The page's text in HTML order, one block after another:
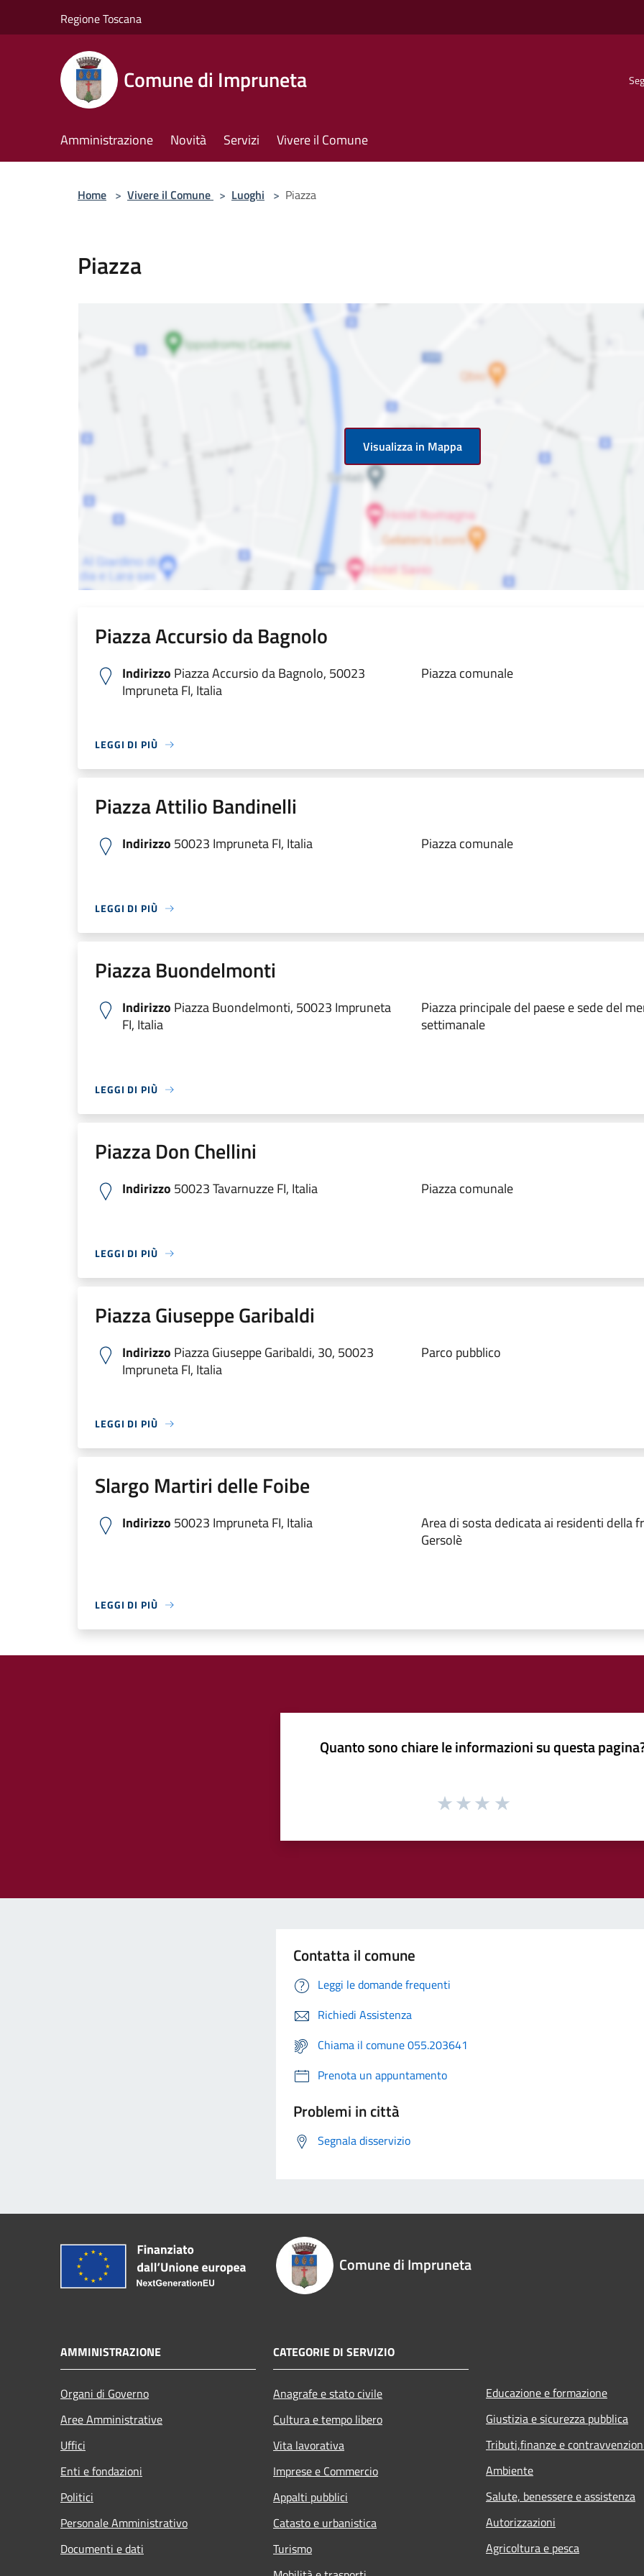
Regione Toscana
Comune di Impruneta
Amministrazione Novità Servizi Vivere il Comune
Home > Vivere il Comune > Luoghi > Piazza
Piazza
Visualizza in Mappa
Piazza Accursio da Bagnolo
Indirizzo Piazza Accursio da Bagnolo, 50023
Impruneta FI, Italia
Piazza comunale
LEGGI DI PIÙ
Piazza Attilio Bandinelli
Indirizzo 50023 Impruneta FI, Italia Piazza comunale
LEGGI DI PIÙ
Piazza Buondelmonti
Indirizzo Piazza Buondelmonti, 50023 Impruneta
FI, Italia
Piazza principale del paese e sede del
settimanale
LEGGI DI PIÙ
Piazza Don Chellini
Indirizzo 50023 Tavarnuzze FI, Italia Piazza comunale
LEGGI DI PIÙ
Piazza Giuseppe Garibaldi
Indirizzo Piazza Giuseppe Garibaldi, 30, 50023
Impruneta FI, Italia
Parco pubblico
LEGGI DI PIÙ
Slargo Martiri delle Foibe
Indirizzo 50023 Impruneta FI, Italia
Area di sosta dedicata ai residenti della
Gersolè
LEGGI DI PIÙ
Quanto sono chiare le informazioni su questa
Contatta il comune
Leggi le domande frequenti
Richiedi Assistenza
Chiama il comune 055.203641
Prenota un appuntamento
Problemi in città
Segnala disservizio
Comune di Impruneta
AMMINISTRAZIONE
Organi di Governo
Aree Amministrative
Uffici
Enti e fondazioni
Politici
Personale Amministrativo
Documenti e dati
CATEGORIE DI SERVIZIO
Anagrafe e stato civile
Cultura e tempo libero
Vita lavorativa
Imprese e Commercio
Appalti pubblici
Catasto e urbanistica
Turismo
Educazione e formazione
Giustizia e sicurezza pubblica
Tributi,finanze e
Ambiente
Salute, benessere e assistenza
Autorizzazioni
Agricoltura e pesca